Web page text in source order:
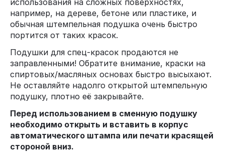
использования на сложных поверхностях,
например, на дереве, бетоне или пластике, и
обычная штемпельная подушка очень быстро
портится от таких красок.
Подушки для спец-красок продаются не
заправленными! Обратите внимание, краски на
спиртовых/масляных основах быстро высыхают.
Не оставляйте надолго открытой штемпельную
подушку, плотно её закрывайте.
Перед использованием в сменную подушку
необходимо открыть и вставить в корпус
автоматического штампа или печати красящей
стороной вниз.